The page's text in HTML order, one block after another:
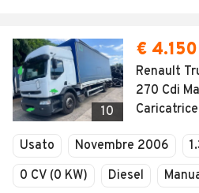
10
€ 4.150
Renault
270 Cdi
Caricatrice
Usato Novembre 2006
0 CV (0 KW)
Diesel